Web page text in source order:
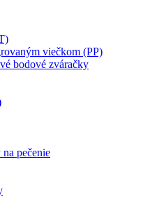
viečkom (PP)
bodové zváračky
pečenie